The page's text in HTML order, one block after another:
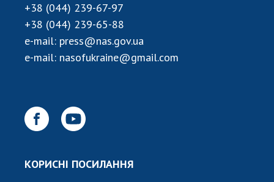
+38 (044) 239-67-97
+38 (044) 239-65-88
e-mail: press@nas.gov.ua
e-mail: nasofukraine@gmail.com
КОРИСНІ ПОСИЛАННЯ